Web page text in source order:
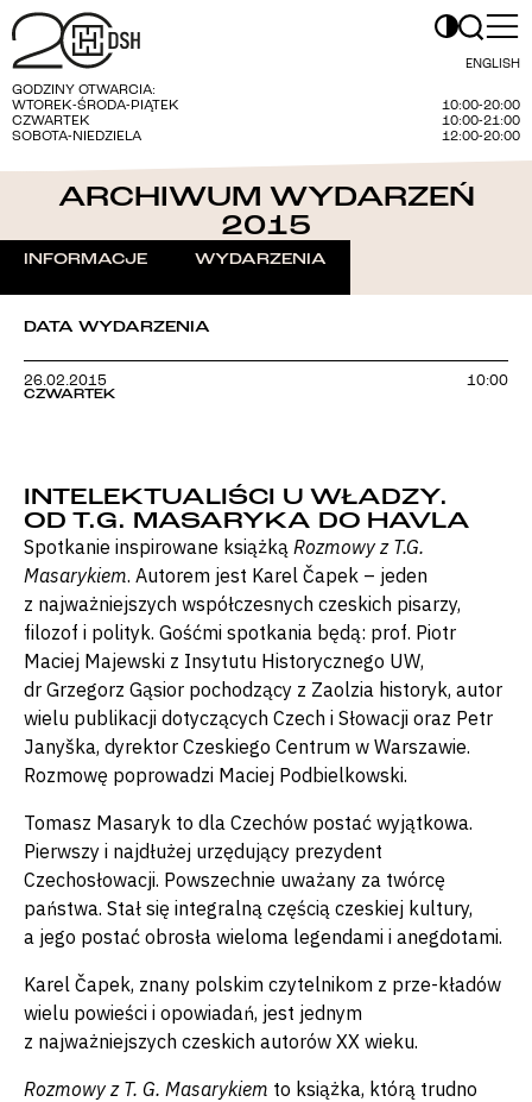
ENGLISH
GODZINY OTWARCIA:
WTOREK-ŚRODA-PIĄTEK
10:00-20:00
CZWARTEK
10:00-21:00
SOBOTA-NIEDZIELA
12:00-20:00
ARCHIWUM WYDARZEŃ
2015
INFORMACJE WYDARZENIA
DATA WYDARZENIA
26.02.2015
CZWARTEK
10:00
INTELEKTUALIŚCI U WŁADZY.
OD T.G. MASARYKA DO HAVLA
Spotkanie inspirowane książką Rozmowy z T.G.
Masarykiem. Autorem jest Karel Čapek – jeden
z najważniejszych współczesnych czeskich pisarzy,
filozof i polityk. Gośćmi spotkania będą: prof. Piotr
Maciej Majewski z Insytutu Historycznego UW,
dr Grzegorz Gąsior pochodzący z Zaolzia historyk, autor
wielu publikacji dotyczących Czech i Słowacji oraz Petr
Janyška, dyrektor Czeskiego Centrum w Warszawie.
Rozmowę poprowadzi Maciej Podbielkowski.
Tomasz Masaryk to dla Czechów postać wyjątkowa.
Pierwszy i najdłużej urzędujący prezydent
Czechosłowacji. Powszechnie uważany za twórcę
państwa. Stał się integralną częścią czeskiej kultury,
a jego postać obrosła wieloma legendami i anegdotami.
Karel Čapek, znany polskim czytelnikom z prze-kładów
wielu powieści i opowiadań, jest jednym
z najważniejszych czeskich autorów XX wieku.
Rozmowy z T. G. Masarykiem to książka, którą trudno